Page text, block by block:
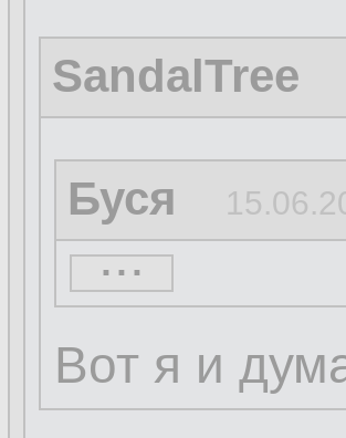
SandalTree
Буся
......
Вот я и